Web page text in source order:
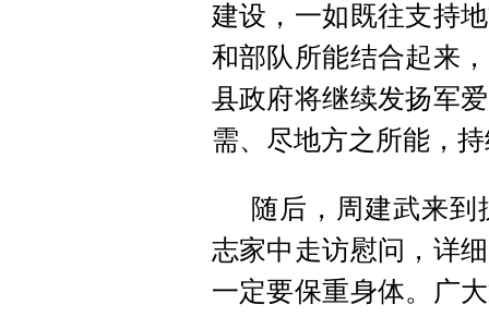
建设，一如既往支持
和部队所能结合起来
县政府将继续发扬军
需、尽地方之所能，
随后，周建武来
志家中走访慰问，详
一定要保重身体。广